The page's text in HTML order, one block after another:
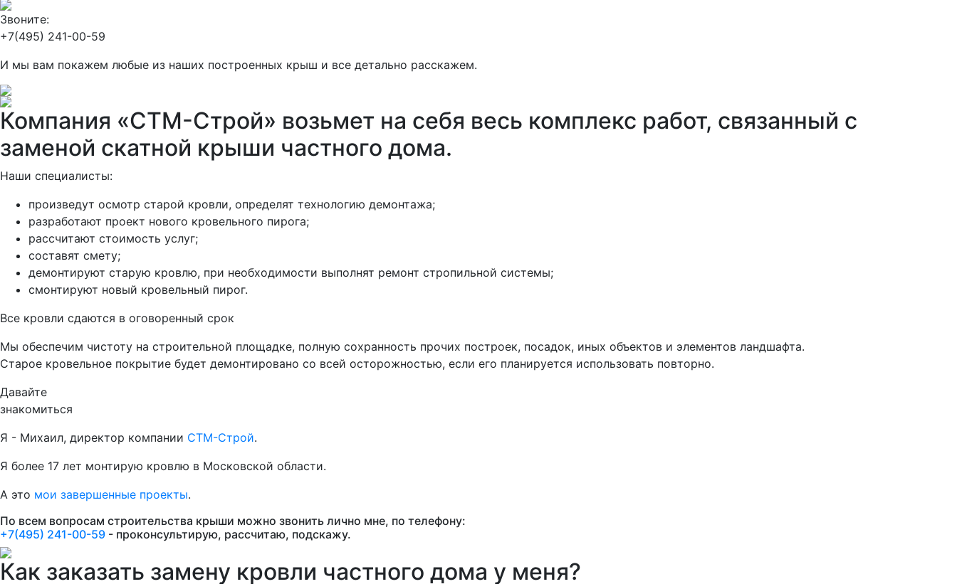
Звоните:
+7(495) 241-00-59
И мы вам покажем любые из наших построенных крыш и все детально расскажем.
Компания «СТМ-Строй» возьмет на себя весь комплекс работ, связанный с
заменой скатной крыши частного дома.
Наши специалисты:
произведут осмотр старой кровли, определят технологию демонтажа;
разработают проект нового кровельного пирога;
рассчитают стоимость услуг;
составят смету;
демонтируют старую кровлю, при необходимости выполнят ремонт стропильной системы;
смонтируют новый кровельный пирог.
Все кровли сдаются в оговоренный срок
Мы обеспечим чистоту на строительной площадке, полную сохранность прочих построек, посадок, иных объектов и элементов ландшафта.
Старое кровельное покрытие будет демонтировано со всей осторожностью, если его планируется использовать повторно.
Давайте
знакомиться
Я - Михаил, директор компании СТМ-Строй.
Я более 17 лет монтирую кровлю в Московской области.
А это мои завершенные проекты.
По всем вопросам строительства крыши можно звонить лично мне, по телефону:
+7(495) 241-00-59 - проконсультирую, рассчитаю, подскажу.
Как заказать замену кровли частного дома у меня?